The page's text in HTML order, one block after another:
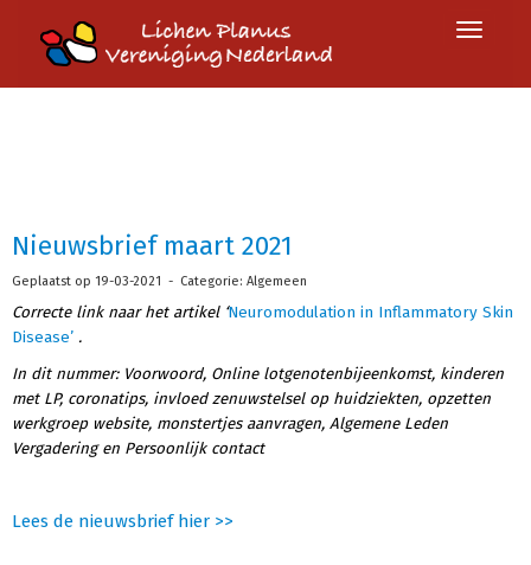
Toggle
Nieuwsbrief maart 2021
Geplaatst op 19-03-2021 - Categorie: Algemeen
Correcte link naar het artikel ‘Neuromodulation in Inflammatory Skin
Disease’ .
In dit nummer: Voorwoord, Online lotgenotenbijeenkomst, kinderen
met LP, coronatips, invloed zenuwstelsel op huidziekten, opzetten
werkgroep website, monstertjes aanvragen, Algemene Leden
Vergadering en Persoonlijk contact
Lees de nieuwsbrief hier >>